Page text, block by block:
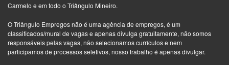
Carmelo e em todo o Triângulo Mineiro.
O Triângulo Empregos não é uma agência de empregos, é um
classificados/mural de vagas e apenas divulga gratuitamente, não somos
responsáveis pelas vagas, não selecionamos currículos e nem
participamos de processos seletivos, nosso trabalho é apenas divulgar.